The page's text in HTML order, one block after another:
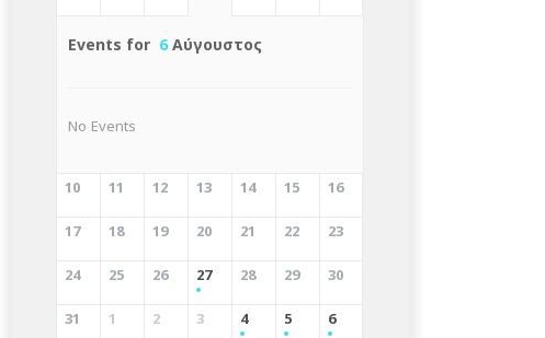
Events for 6Αύγουστος
No Events
10 11 12 13 14 15 16
17 18 19 20 21 22 23
24 25 26 27 28 29 30
31 1 2 3 4 5 6